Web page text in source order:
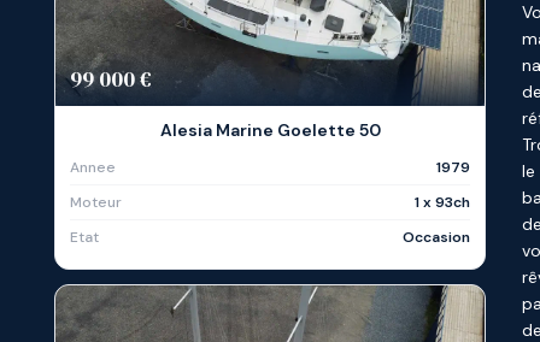
99 000 €
Alesia Marine Goelette 50
Annee
1979
Moteur
1 x 93ch
Etat
Occasion
le